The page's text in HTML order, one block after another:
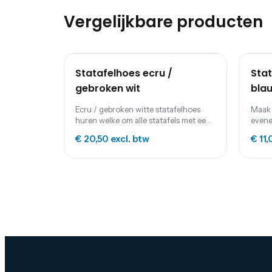
Vergelijkbare producten
Statafelhoes ecru /
gebroken wit
Ecru / gebroken witte statafelhoes
huren welke om alle statafels met een
€ 20,50 excl. btw €